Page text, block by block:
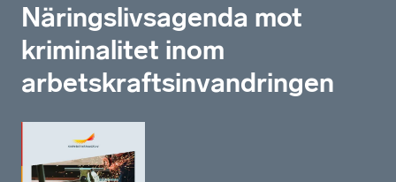
Näringslivsagenda mot
kriminalitet inom
arbetskraftsinvandringen